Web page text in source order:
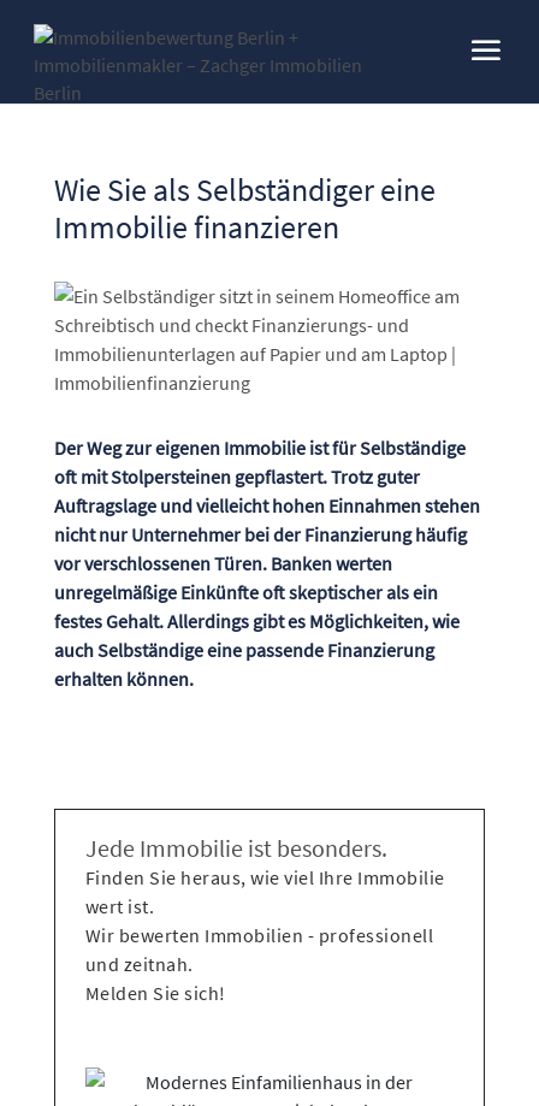
Wie Sie als Selbständiger eine
Immobilie finanzieren
Der Weg zur eigenen Immobilie ist für Selbständige
oft mit Stolpersteinen gepflastert. Trotz guter
Auftragslage und vielleicht hohen Einnahmen stehen
nicht nur Unternehmer bei der Finanzierung häufig
vor verschlossenen Türen. Banken werten
unregelmäßige Einkünfte oft skeptischer als ein
festes Gehalt. Allerdings gibt es Möglichkeiten, wie
auch Selbständige eine passende Finanzierung
erhalten können.
Jede Immobilie ist besonders.
Finden Sie heraus, wie viel Ihre Immobilie
wert ist.
Wir bewerten Immobilien - professionell
und zeitnah.
Melden Sie sich!